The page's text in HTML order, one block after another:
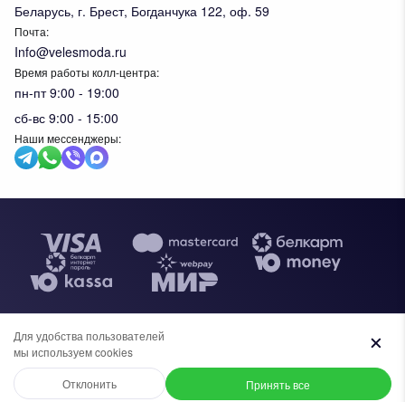
Беларусь, г. Брест, Богданчука 122, оф. 59
Почта:
Info@velesmoda.ru
Время работы колл-центра:
пн-пт 9:00 - 19:00
сб-вс 9:00 - 15:00
Наши мессенджеры:
Общество с ограниченной ответственностью "ИВК ВЕЛЕС",
УНП 291610720. Свидетельство №0091620 выдано
администрацией Московского района г.Бреста, 30 апреля 2019г. В
торговом реестре Республики Беларусь с 27 ноября 2023г.
Для удобства пользователей
мы используем cookies
Отклонить Принять все